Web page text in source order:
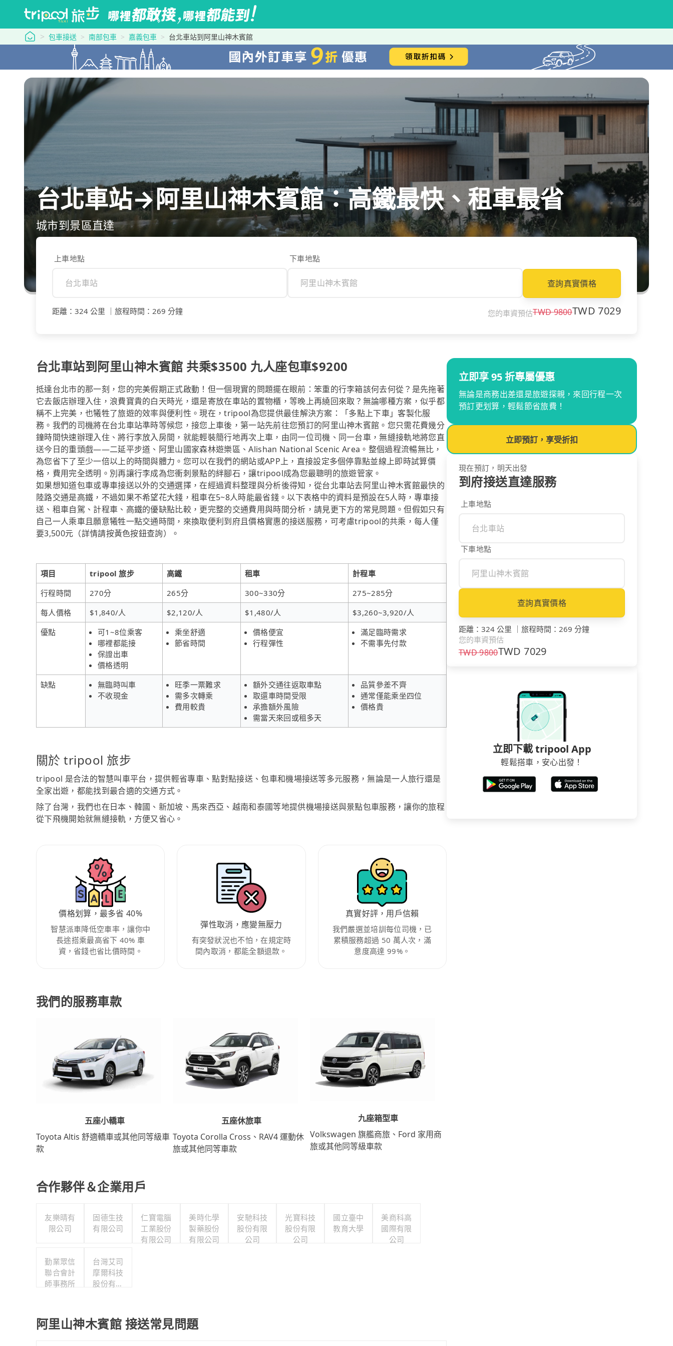
tripool 旅步
包車接送 南部包車 嘉義包車 台北車站到阿里山神木賓館
台北車站→阿里山神木賓館：高鐵最快、租車最省
城市到景區直達
上車地點 下車地點
查詢真實價格
距離 ： 324 公里 旅程時間 ： 269 分鐘 您的車資預估TWD9800TWD7029
台北車站到阿里山神木賓館 共乘$3500 九人座包車$9200
抵達台北市的那一刻，您的完美假期正式啟動！但一個現實的問題擺在眼前：笨重的行李箱該何去何從？是先拖著
它去飯店辦理入住，浪費寶貴的白天時光，還是寄放在車站的置物櫃，等晚上再繞回來取？無論哪種方案，似乎都
稱不上完美，也犧牲了旅遊的效率與便利性。現在，tripool為您提供最佳解決方案：「多點上下車」客製化服
務。我們的司機將在台北車站準時等候您，接您上車後，第一站先前往您預訂的阿里山神木賓館。您只需花費幾分
鐘時間快速辦理入住、將行李放入房間，就能輕裝簡行地再次上車，由同一位司機、同一台車，無縫接軌地將您直
送今日的重頭戲——二延平步道、阿里山國家森林遊樂區、Alishan National Scenic Area。整個過程流暢無比，
為您省下了至少一倍以上的時間與體力。您可以在我們的網站或APP上，直接設定多個停靠點並線上即時試算價
格，費用完全透明。別再讓行李成為您衝刺景點的絆腳石，讓tripool成為您最聰明的旅遊管家。
如果想知道包車或專車接送以外的交通選擇，在經過資料整理與分析後得知，從台北車站去阿里山神木賓館最快的
陸路交通是高鐵，不過如果不希望花大錢，租車在5~8人時能最省錢。以下表格中的資料是預設在5人時，專車接
送、租車自駕、計程車、高鐵的優缺點比較，更完整的交通費用與時間分析，請見更下方的常見問題。但假如只有
自己一人乘車且願意犧牲一點交通時間，來換取便利到府且價格實惠的接送服務，可考慮tripool的共乘，每人僅
要3,500元（詳情請按黃色按鈕查詢）。
項目 tripool 旅步 高鐵 租車
計程車
行程時間
270分 265分 300~330分
275~285分
每人價格
$1,840/人 $2,120/人 $1,480/人
$3,260~3,920/人
優點
可1~8位乘客
哪裡都能接
保證出車
價格透明
乘坐舒適
節省時間
價格便宜
行程彈性
滿足臨時需求
不需事先付款
缺點
無臨時叫車
不收現金
旺季一票難求
需多次轉乘
費用較貴
額外交通往返取車點
取還車時間受限
承擔額外風險
需當天來回或租多天
品質參差不齊
通常僅能乘坐四位
價格貴
關於 tripool 旅步
tripool 是合法的智慧叫車平台，提供輕省專車、點對點接送、包車和機場接送等多元服務，無論是一人旅行還是
全家出遊，都能找到最合適的交通方式。
除了台灣，我們也在日本、韓國、新加坡、馬來西亞、越南和泰國等地提供機場接送與景點包車服務，讓你的旅程
從下飛機開始就無縫接軌，方便又省心。
價格划算，最多省 40%
智慧派車降低空車率，讓你中
長途搭乘最高省下 40% 車
資，省錢也省比價時間。
彈性取消，應變無壓力
有突發狀況也不怕，在規定時
間內取消，都能全額退款。
真實好評，用戶信賴
我們嚴選並培訓每位司機，已
累積服務超過 50 萬人次，滿
意度高達 99%。
我們的服務車款
五座小轎車
Toyota Altis 舒適轎車或其他同等級車
款
五座休旅車
Toyota Corolla Cross、RAV4 運動休
旅或其他同等車款
九座箱型車
Volkswagen 旗艦商旅、Ford 家用商
旅或其他同等級車款
合作夥伴＆企業用戶
友樂晴有
限公司
固德生技
有限公司
仁寶電腦
工業股份
有限公司
美時化學
製藥股份
有限公司
安馳科技
股份有限
公司
光寶科技
股份有限
公司
國立臺中
教育大學
美商科高
國際有限
公司
勤業眾信
聯合會計
師事務所
台灣艾司
摩爾科技
股份有限
阿里山神木賓館 接送常見問題
立即享 95 折專屬優惠
無論是商務出差還是旅遊探親，來回行程一次
預訂更划算，輕鬆節省旅費！
立即預訂，享受折扣
現在預訂，明天出發
到府接送直達服務
上車地點
下車地點
查詢真實價格
距離 ： 324 公里 ｜ 旅程時間 ： 269 分鐘
您的車資預估
TWD9800TWD7029
立即下載 tripool App
輕鬆搭車，安心出發！